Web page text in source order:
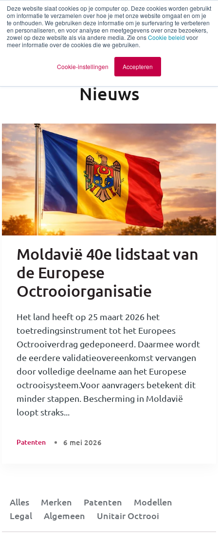
Deze website slaat cookies op je computer op. Deze cookies worden gebruikt
om informatie te verzamelen over hoe je met onze website omgaat en om je
te onthouden. We gebruiken deze informatie om je surfervaring te verbeteren
en personaliseren, en voor analyse en meetgegevens over onze bezoekers,
zowel op deze website als via andere media. Zie onsCookie beleid voor
meer informatie over de cookies die we gebruiken.
Cookie-instellingen Accepteren
nl
Nieuws
Moldavië 40e lidstaat van
de Europese
Octrooiorganisatie
Het land heeft op 25 maart 2026 het
toetredingsinstrument tot het Europees
Octrooiverdrag gedeponeerd. Daarmee wordt
de eerdere validatieovereenkomst vervangen
door volledige deelname aan het Europese
octrooisysteem.Voor aanvragers betekent dit
minder stappen. Bescherming in Moldavië
loopt straks...
Patenten 6 mei 2026
Alles Merken Patenten
Modellen
Legal
Algemeen Unitair Octrooi